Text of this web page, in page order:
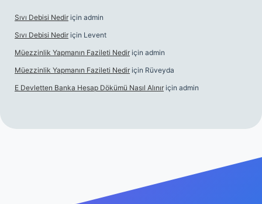
Sıvı Debisi Nedir için admin
Sıvı Debisi Nedir için Levent
Müezzinlik Yapmanın Fazileti Nedir için admin
Müezzinlik Yapmanın Fazileti Nedir için Rüveyda
E Devletten Banka Hesap Dökümü Nasıl Alınır için admin